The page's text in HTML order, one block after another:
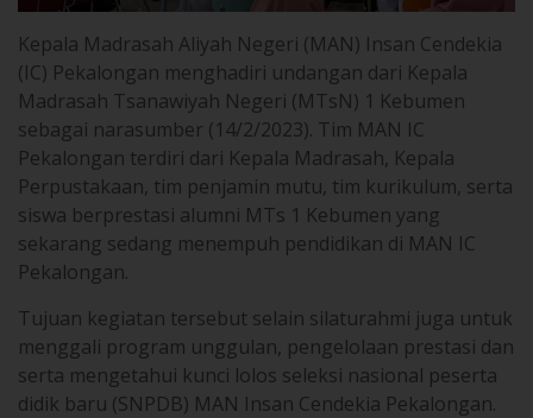
Kepala Madrasah Aliyah Negeri (MAN) Insan Cendekia
(IC) Pekalongan menghadiri undangan dari Kepala
Madrasah Tsanawiyah Negeri (MTsN) 1 Kebumen
sebagai narasumber (14/2/2023). Tim MAN IC
Pekalongan terdiri dari Kepala Madrasah, Kepala
Perpustakaan, tim penjamin mutu, tim kurikulum, serta
siswa berprestasi alumni MTs 1 Kebumen yang
sekarang sedang menempuh pendidikan di MAN IC
Pekalongan.
Tujuan kegiatan tersebut selain silaturahmi juga untuk
menggali program unggulan, pengelolaan prestasi dan
serta mengetahui kunci lolos seleksi nasional peserta
didik baru (SNPDB) MAN Insan Cendekia Pekalongan.